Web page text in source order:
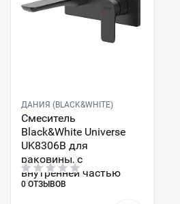
ДАНИЯ (BLACK&WHITE)
Смеситель
Black&White Universe
UK8306B для
раковины, с
внутренней частью
0 ОТЗЫВОВ